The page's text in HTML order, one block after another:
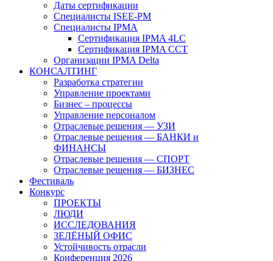
Даты сертификации
Специалисты ISEE-PM
Специалисты IPMA
Сертификация IPMA 4LC
Сертификация IPMA CCT
Организации IPMA Delta
КОНСАЛТИНГ
Разработка стратегии
Управление проектами
Бизнес – процессы
Управление персоналом
Отраслевые решения — УЗИ
Отраслевые решения — БАНКИ и
ФИНАНСЫ
Отраслевые решения — СПОРТ
Отраслевые решения — БИЗНЕС
Фестиваль
Конкурс
ПРОЕКТЫ
ЛЮДИ
ИССЛЕДОВАНИЯ
ЗЕЛЁНЫЙ ОФИС
Устойчивость отрасли
Конференция 2026